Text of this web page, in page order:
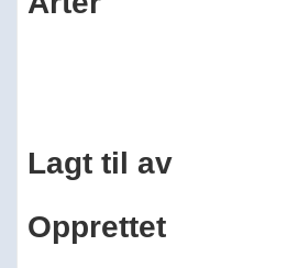
Lagt til av
Opprettet